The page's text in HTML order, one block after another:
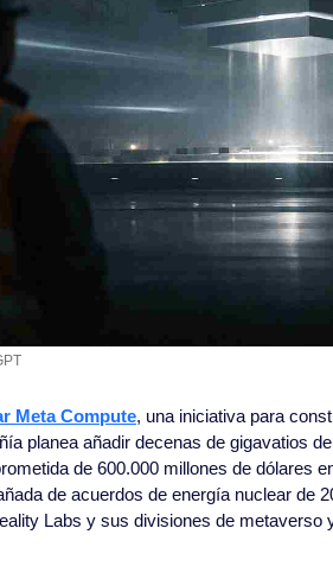
Meta Compute, una iniciativa para
planea añadir decenas de gigavatios
de 600.000 millones de dólares
de acuerdos de energía nuclear de
Labs y sus divisiones de metaverso